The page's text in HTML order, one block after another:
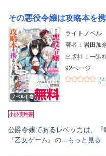
ノベル｜巻
ライトノベル
著者：岩田加
出版社：一迅
92ページ
（4
公爵令嬢であるレベッカは、『
『乙女ゲーム』の…もっと見る